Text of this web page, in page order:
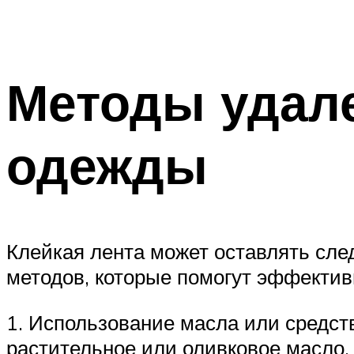
Методы
одежды
Клейкая лента может оставлять
методов, которые помогут
1. Использование масла или
растительное или оливковое